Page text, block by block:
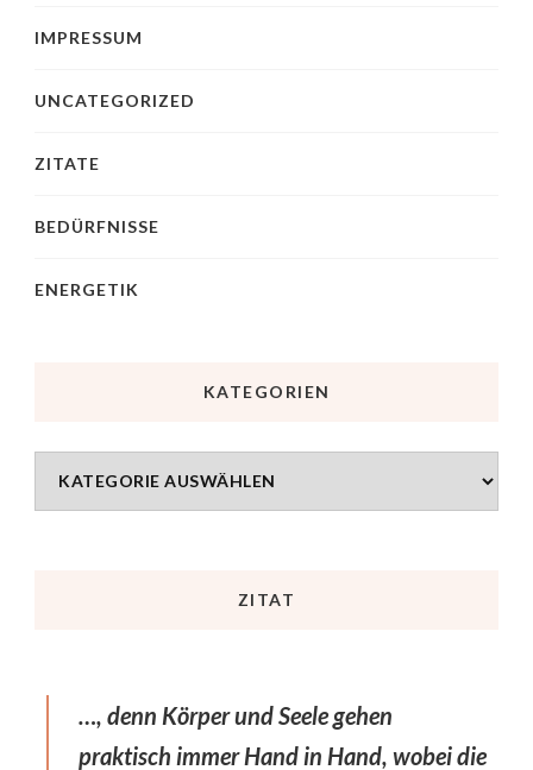
IMPRESSUM
UNCATEGORIZED
ZITATE
BEDÜRFNISSE
ENERGETIK
KATEGORIEN
ZITAT
…, denn Körper und Seele gehen
praktisch immer Hand in Hand, wobei die